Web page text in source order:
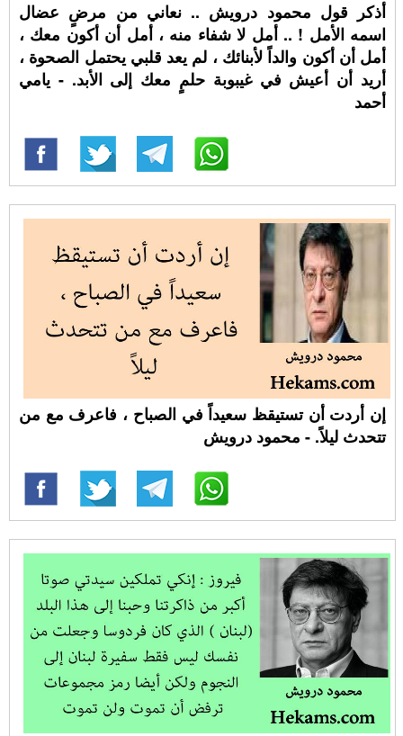
أذكر قول محمود درويش .. نعاني من مرضٍ عضال
اسمه الأمل ! .. أمل لا شفاء منه ، أمل أن أكون معك ،
أمل أن أكون والداً لأبنائك ، لم يعد قلبي يحتمل الصحوة ،
أريد أن أعيش في غيبوبة حلمٍ معك إلى الأبد. - يامي
أحمد
إن أردت أن تستيقظ سعيداً في الصباح ، فاعرف مع من
تتحدث ليلاً. - محمود درويش